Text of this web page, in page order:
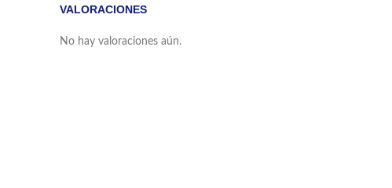
VALORACIONES
No hay valoraciones aún.